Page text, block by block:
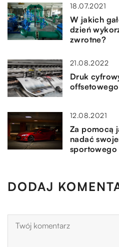
18.07.2021
W jakich
dzień
zwrotne?
21.08.2022
Druk
offsetowego
12.08.2021
Za pomocą
nadać
sportowego
DODAJ